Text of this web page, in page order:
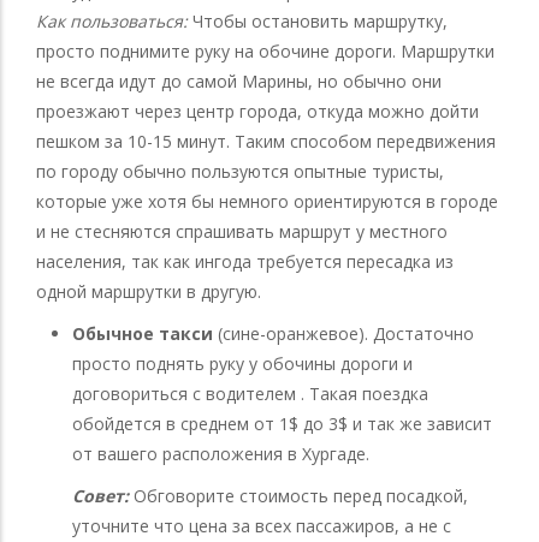
Как пользоваться:Чтобы остановить маршрутку,
просто поднимите руку на обочине дороги. Маршрутки
не всегда идут до самой Марины, но обычно они
проезжают через центр города, откуда можно дойти
пешком за 10-15 минут. Таким способом передвижения
по городу обычно пользуются опытные туристы,
которые уже хотя бы немного ориентируются в городе
и не стесняются спрашивать маршрут у местного
населения, так как ингода требуется пересадка из
одной маршрутки в другую.
Обычное такси (сине-оранжевое). Достаточно
просто поднять руку у обочины дороги и
договориться с водителем . Такая поездка
обойдется в среднем от 1$ до 3$ и так же зависит
от вашего расположения в Хургаде.
Совет:Обговорите стоимость перед посадкой,
уточните что цена за всех пассажиров, а не с